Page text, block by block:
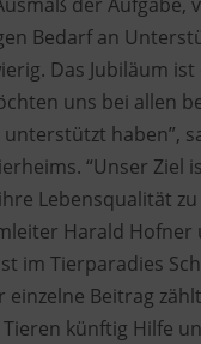
Bedarf an
Das Jubiläum ist
uns bei allen
haben”,
“Unser Ziel
Lebensqualität zu
Harald Hofner
im Tierparadies
einzelne Beitrag
künftig Hilfe